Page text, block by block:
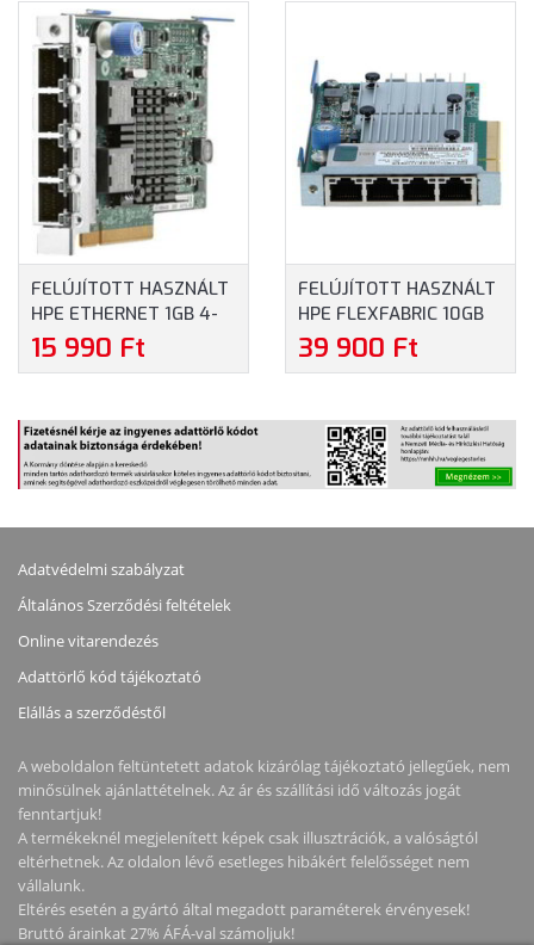
SERVER
ADAPTER
FULL PROFILE
(615406-001-
FP-REF)
FIO SMART
HOST BUS
(749976-B21-
REF)
HIGH PROFILE
(726907-B21-
REF)
FELÚJÍTOTT HASZNÁLT
HPE ETHERNET 1GB 4-
PORT 366FLR ADAPTER
(665240-B21-REF)
15 990 Ft
FELÚJÍTOTT HASZNÁLT
HPE FLEXFABRIC 10GB
4-PORT 536FLR-T
ADAPTER (764302-B21-
39 900 Ft
Adatvédelmi szabályzat
Általános Szerződési feltételek
Online vitarendezés
Adattörlő kód tájékoztató
Elállás a szerződéstől
A weboldalon feltüntetett adatok kizárólag tájékoztató jellegűek, nem
minősülnek ajánlattételnek. Az ár és szállítási idő változás jogát
fenntartjuk!
A termékeknél megjelenített képek csak illusztrációk, a valóságtól
eltérhetnek. Az oldalon lévő esetleges hibákért felelősséget nem
vállalunk.
Eltérés esetén a gyártó által megadott paraméterek érvényesek!
Bruttó árainkat 27% ÁFÁ-val számoljuk!